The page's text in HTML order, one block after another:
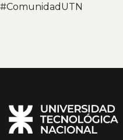
#ComunidadUTN